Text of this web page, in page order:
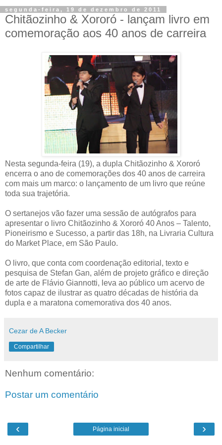
segunda-feira, 19 de dezembro de 2011
Chitãozinho & Xororó - lançam livro em
comemoração aos 40 anos de carreira
Nesta segunda-feira (19), a dupla Chitãozinho & Xororó
encerra o ano de comemorações dos 40 anos de carreira
com mais um marco: o lançamento de um livro que reúne
toda sua trajetória.
O sertanejos vão fazer uma sessão de autógrafos para
apresentar o livro Chitãozinho & Xororó 40 Anos – Talento,
Pioneirismo e Sucesso, a partir das 18h, na Livraria Cultura
do Market Place, em São Paulo.
O livro, que conta com coordenação editorial, texto e
pesquisa de Stefan Gan, além de projeto gráfico e direção
de arte de Flávio Giannotti, leva ao público um acervo de
fotos capaz de ilustrar as quatro décadas de história da
dupla e a maratona comemorativa dos 40 anos.
Cezar de A Becker
Compartilhar
Nenhum comentário:
Postar um comentário
‹ ›
Página inicial